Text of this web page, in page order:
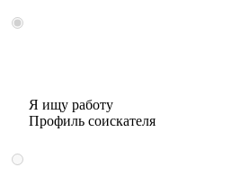
Я ищу работу
Профиль соискателя